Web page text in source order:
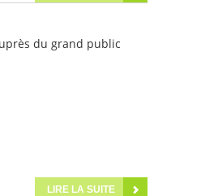
du grand public
LIRE LA SUITE